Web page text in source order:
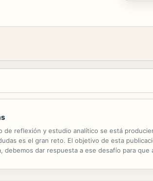
reflexión y estudio analítico se está
es el gran reto. El objetivo de esta
dar respuesta a ese desafío para